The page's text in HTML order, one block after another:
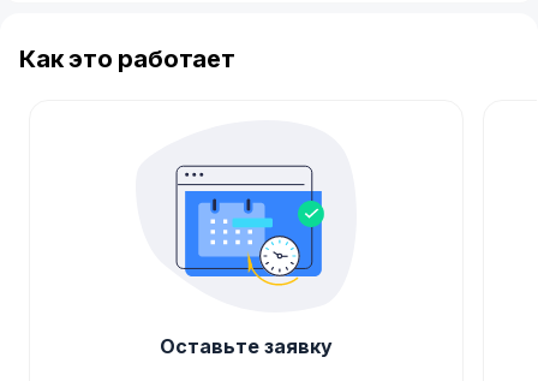
Как это работает
Оставьте заявку